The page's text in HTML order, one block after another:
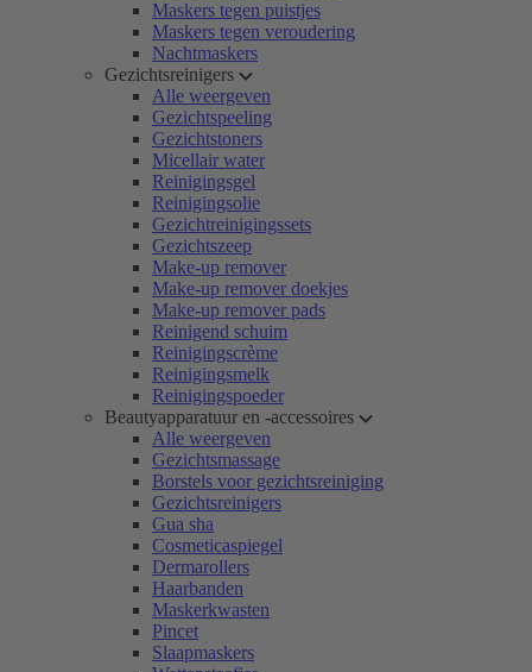
Maskers tegen puistjes
Maskers tegen veroudering
Nachtmaskers
Gezichtsreinigers
Alle weergeven
Gezichtspeeling
Gezichtstoners
Micellair water
Reinigingsgel
Reinigingsolie
Gezichtreinigingssets
Gezichtszeep
Make-up remover
Make-up remover doekjes
Make-up remover pads
Reinigend schuim
Reinigingscrème
Reinigingsmelk
Reinigingspoeder
Beautyapparatuur en -accessoires
Alle weergeven
Gezichtsmassage
Borstels voor gezichtsreiniging
Gezichtsreinigers
Gua sha
Cosmeticaspiegel
Dermarollers
Haarbanden
Maskerkwasten
Pincet
Slaapmaskers